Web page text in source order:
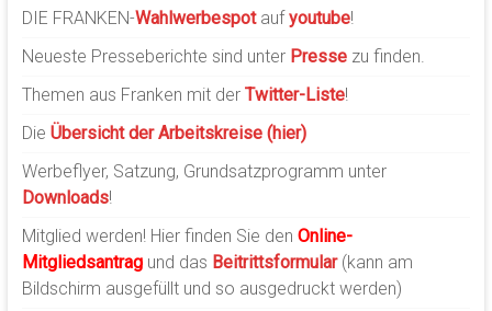
DIE FRANKEN-Wahlwerbespotaufyoutube!
Neueste Presseberichte sind unter Pressezu finden.
Themen aus Franken mit der Twitter-Liste!
Die Übersicht der Arbeitskreise (hier)
Werbeflyer, Satzung, Grundsatzprogramm unter
Downloads!
Mitglied werden! Hier finden Sie den Online-
Mitgliedsantragund das Beitrittsformular(kann am
Bildschirm ausgefüllt und so ausgedruckt werden)